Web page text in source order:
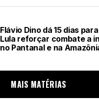
Flávio Dino dá 15 dias
Lula reforçar combate a
no Pantanal e na
MAIS MATÉRIAS